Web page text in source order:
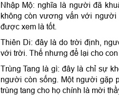
Nhập Mộ: nghĩa là người đã
không còn vương vấn với người
được xem là tốt.
Thiên Di: đây là do trời định,
với trời. Thế nhưng để lại cho
Trùng Tang là gì: đây là chỉ sự
người còn sống. Một người gặp
trùng tang cho họ chính là mời